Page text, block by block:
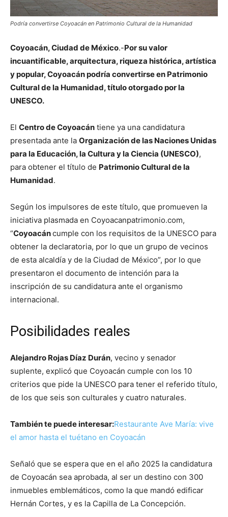
Podría convertirse Coyoacán en Patrimonio Cultural de la Humanidad
Coyoacán, Ciudad de México.-Por su valor
incuantificable, arquitectura, riqueza histórica, artística
y popular, Coyoacán podría convertirse en Patrimonio
Cultural de la Humanidad, título otorgado por la
UNESCO.
El Centro de Coyoacán tiene ya una candidatura
presentada ante la Organización de las Naciones Unidas
para la Educación, la Cultura y la Ciencia (UNESCO),
para obtener el título de Patrimonio Cultural de la
Humanidad.
Según los impulsores de este título, que promueven la
iniciativa plasmada en Coyoacanpatrimonio.com,
“Coyoacáncumple con los requisitos de la UNESCO para
obtener la declaratoria, por lo que un grupo de vecinos
de esta alcaldía y de la Ciudad de México”, por lo que
presentaron el documento de intención para la
inscripción de su candidatura ante el organismo
internacional.
Posibilidades reales
Alejandro Rojas Díaz Durán, vecino y senador
suplente, explicó que Coyoacán cumple con los 10
criterios que pide la UNESCO para tener el referido título,
de los que seis son culturales y cuatro naturales.
También te puede interesar:Restaurante Ave María: vive
el amor hasta el tuétano en Coyoacán
Señaló que se espera que en el año 2025 la candidatura
de Coyoacán sea aprobada, al ser un destino con 300
inmuebles emblemáticos, como la que mandó edificar
Hernán Cortes, y es la Capilla de La Concepción.